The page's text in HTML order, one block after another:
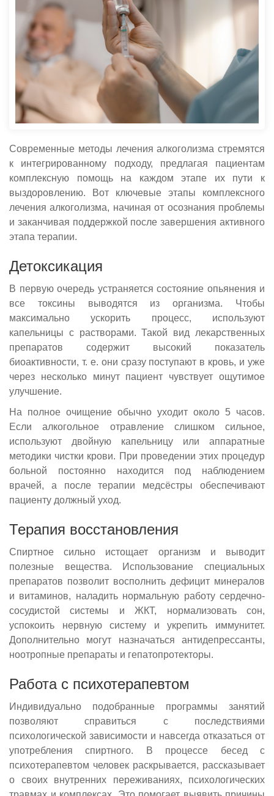
Современные методы лечения алкоголизма стремятся
к интегрированному подходу, предлагая пациентам
комплексную помощь на каждом этапе их пути к
выздоровлению. Вот ключевые этапы комплексного
лечения алкоголизма, начиная от осознания проблемы
и заканчивая поддержкой после завершения активного
этапа терапии.
Детоксикация
В первую очередь устраняется состояние опьянения и
все токсины выводятся из организма. Чтобы
максимально ускорить процесс, используют
капельницы с растворами. Такой вид лекарственных
препаратов содержит высокий показатель
биоактивности, т. е. они сразу поступают в кровь, и уже
через несколько минут пациент чувствует ощутимое
улучшение.
На полное очищение обычно уходит около 5 часов.
Если алкогольное отравление слишком сильное,
используют двойную капельницу или аппаратные
методики чистки крови. При проведении этих процедур
больной постоянно находится под наблюдением
врачей, а после терапии медсёстры обеспечивают
пациенту должный уход.
Терапия восстановления
Спиртное сильно истощает организм и выводит
полезные вещества. Использование специальных
препаратов позволит восполнить дефицит минералов
и витаминов, наладить нормальную работу сердечно-
сосудистой системы и ЖКТ, нормализовать сон,
успокоить нервную систему и укрепить иммунитет.
Дополнительно могут назначаться антидепрессанты,
ноотропные препараты и гепатопротекторы.
Работа с психотерапевтом
Индивидуально подобранные программы занятий
позволяют справиться с последствиями
психологической зависимости и навсегда отказаться от
употребления спиртного. В процессе бесед с
психотерапевтом человек раскрывается, рассказывает
о своих внутренних переживаниях, психологических